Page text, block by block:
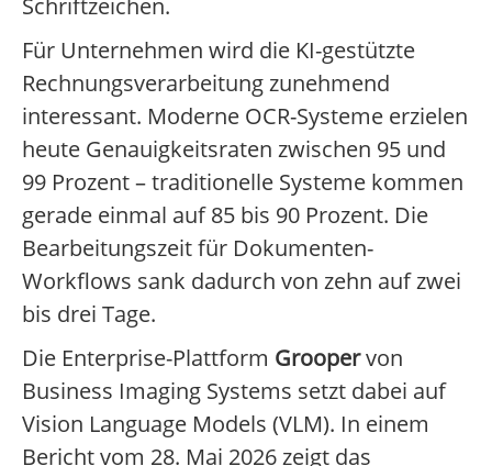
Schriftzeichen.
Für Unternehmen wird die KI-gestützte
Rechnungsverarbeitung zunehmend
interessant. Moderne OCR-Systeme erzielen
heute Genauigkeitsraten zwischen 95 und
99 Prozent – traditionelle Systeme kommen
gerade einmal auf 85 bis 90 Prozent. Die
Bearbeitungszeit für Dokumenten-
Workflows sank dadurch von zehn auf zwei
bis drei Tage.
Die Enterprise-Plattform Groopervon
Business Imaging Systems setzt dabei auf
Vision Language Models (VLM). In einem
Bericht vom 28. Mai 2026 zeigt das